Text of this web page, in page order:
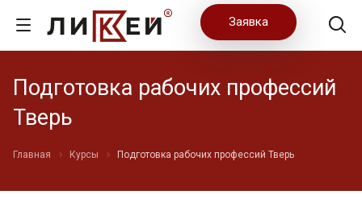
Заявка
Подготовка рабочих профессий
Тверь
Главная Курсы Подготовка рабочих профессий Тверь